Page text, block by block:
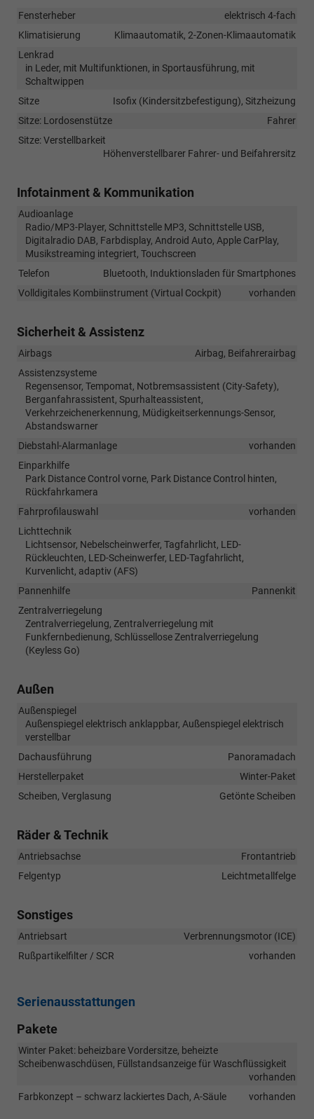
Fensterheber
elektrisch 4-fach
Klimatisierung
Klimaautomatik, 2-Zonen-Klimaautomatik
Lenkrad
in Leder, mit Multifunktionen, in Sportausführung, mit
Schaltwippen
Sitze
Isofix (Kindersitzbefestigung), Sitzheizung
Sitze: Lordosenstütze
Fahrer
Sitze: Verstellbarkeit
Höhenverstellbarer Fahrer- und Beifahrersitz
Infotainment & Kommunikation
Audioanlage
Radio/MP3-Player, Schnittstelle MP3, Schnittstelle USB,
Digitalradio DAB, Farbdisplay, Android Auto, Apple CarPlay,
Musikstreaming integriert, Touchscreen
Telefon
Bluetooth, Induktionsladen für Smartphones
Volldigitales Kombiinstrument (Virtual Cockpit)
vorhanden
Sicherheit & Assistenz
Airbags
Airbag, Beifahrerairbag
Assistenzsysteme
Regensensor, Tempomat, Notbremsassistent (City-Safety),
Berganfahrassistent, Spurhalteassistent,
Verkehrzeichenerkennung, Müdigkeitserkennungs-Sensor,
Abstandswarner
Diebstahl-Alarmanlage
vorhanden
Einparkhilfe
Park Distance Control vorne, Park Distance Control hinten,
Rückfahrkamera
Fahrprofilauswahl
vorhanden
Lichttechnik
Lichtsensor, Nebelscheinwerfer, Tagfahrlicht, LED-
Rückleuchten, LED-Scheinwerfer, LED-Tagfahrlicht,
Kurvenlicht, adaptiv (AFS)
Pannenhilfe
Pannenkit
Zentralverriegelung
Zentralverriegelung, Zentralverriegelung mit
Funkfernbedienung, Schlüssellose Zentralverriegelung
(Keyless Go)
Außen
Außenspiegel
Außenspiegel elektrisch anklappbar, Außenspiegel elektrisch
verstellbar
Dachausführung
Panoramadach
Herstellerpaket
Winter-Paket
Scheiben, Verglasung
Getönte Scheiben
Räder & Technik
Antriebsachse
Frontantrieb
Felgentyp
Leichtmetallfelge
Sonstiges
Antriebsart
Verbrennungsmotor (ICE)
Rußpartikelfilter / SCR
vorhanden
Serienausstattungen
Pakete
Winter Paket: beheizbare Vordersitze, beheizte
Scheibenwaschdüsen, Füllstandsanzeige für Waschflüssigkeit
vorhanden
Farbkonzept – schwarz lackiertes Dach, A-Säule
vorhanden